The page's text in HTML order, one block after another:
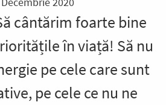
cântărim foarte bine
în viață! Să nu
pe cele care sunt
pe cele ce nu ne